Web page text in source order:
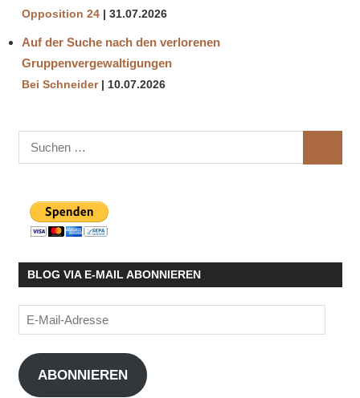
Opposition 24 31.07.2026
Auf der Suche nach den verlorenen
Gruppenvergewaltigungen
Bei Schneider 10.07.2026
Suchen
nach:
BLOG VIA E-MAIL ABONNIEREN
E-
Mail-
Adresse
ABONNIEREN